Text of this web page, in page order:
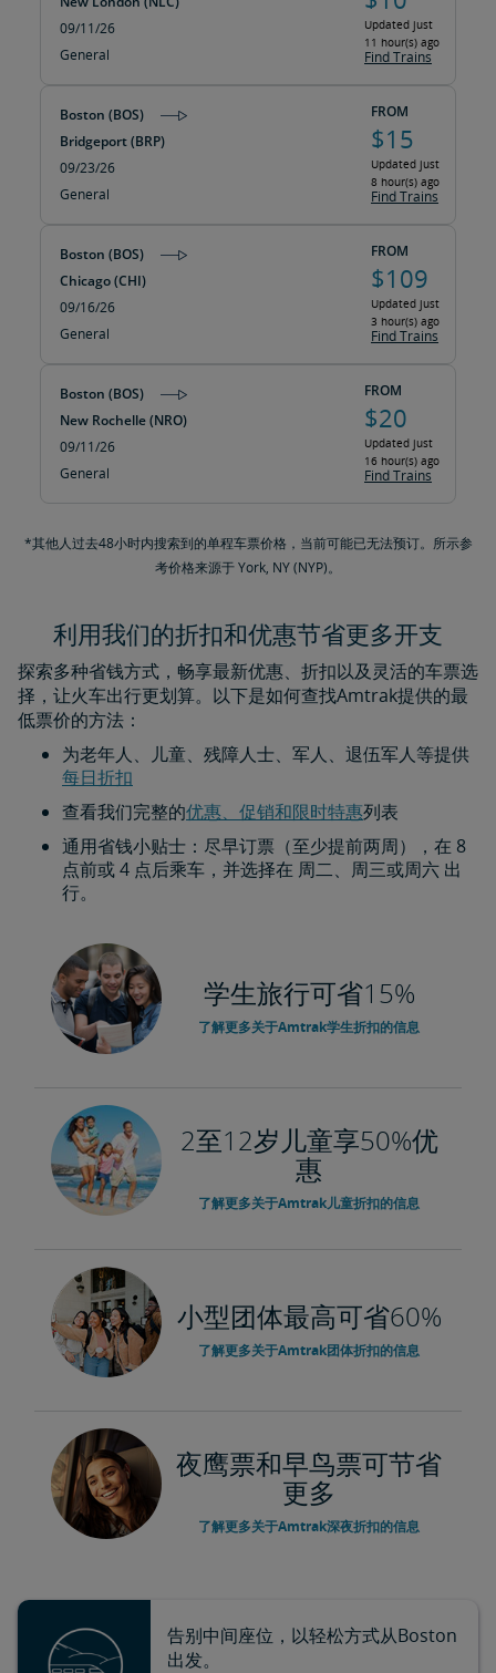
09/11/26
General
Updated just
11 hour(s) ago
Find Trains
Boston (BOS)
Bridgeport (BRP)
09/23/26
General
FROM
$15
Updated just
8 hour(s) ago
Find Trains
Boston (BOS)
Chicago (CHI)
09/16/26
General
FROM
$109
Updated just
3 hour(s) ago
Find Trains
Boston (BOS)
New Rochelle (NRO)
09/11/26
General
FROM
$20
Updated just
16 hour(s) ago
Find Trains
*其他人过去48小时内搜索到的单程车票价格，当前可能已无法预订。所示参
考价格来源于 York, NY (NYP)。
利用我们的折扣和优惠节省更多开支
探索多种省钱方式，畅享最新优惠、折扣以及灵活的车票选
择，让火车出行更划算。以下是如何查找Amtrak提供的最
低票价的方法：
为老年人、儿童、残障人士、军人、退伍军人等提供
每日折扣​​​​​​​
查看我们完整的优惠、促销和限时特惠列表
通用省钱小贴士：尽早订票（至少提前两周），在 8
点前或 4 点后乘车，并选择在 周二、周三或周六 出
行。
学生旅行可省15%
了解更多关于Amtrak学生折扣的信息
2至12岁儿童享50%优
惠
了解更多关于Amtrak儿童折扣的信息
小型团体最高可省60%
了解更多关于Amtrak团体折扣的信息
夜鹰票和早鸟票可节省
更多
了解更多关于Amtrak深夜折扣的信息
告别中间座位，以轻松方式从Boston
出发。